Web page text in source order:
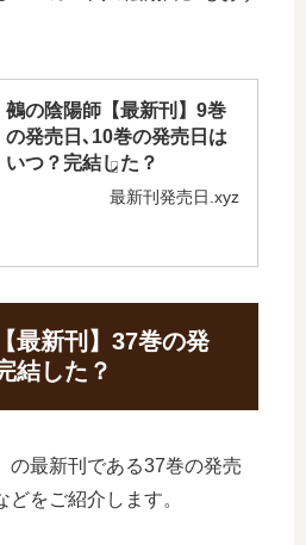
鵺の陰陽師【最新刊】9巻
の発売日､10巻の発売日は
いつ？完結した？
最新刊発売日.xyz
最新刊】37巻の発
結した？
の最新刊である37巻の発売
どをご紹介します。